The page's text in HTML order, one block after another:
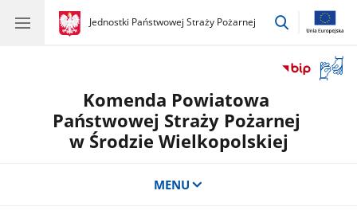
gov.pl
Jednostki Państwowej Straży Pożarnej
gov.pl
Jednostki
przejdź
okno
Komenda Powiatowa
Państwowej Straży Pożarnej
w Środzie Wielkopolskiej
MENU